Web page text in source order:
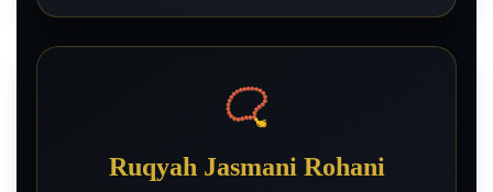
📿
Ruqyah Jasmani Rohani